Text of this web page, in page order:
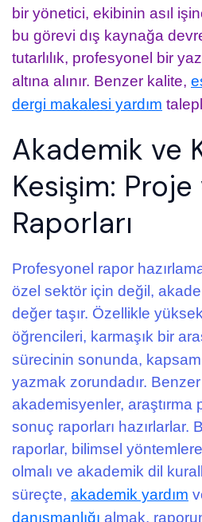
bir yönetici, ekibinin asıl
bu görevi dış kaynağa
tutarlılık, profesyonel bir
altına alınır. Benzer kalite,
dergi makalesi yardım
Akademik ve
Kesişim: Proje
Raporları
Profesyonel rapor
özel sektör için değil,
değer taşır. Özellikle
öğrencileri, karmaşık bir
sürecinin sonunda,
yazmak zorundadır.
akademisyenler, araştırma
sonuç raporları hazırlarlar.
raporlar, bilimsel yöntemlere
olmalı ve akademik dil
süreçte, akademik yardım
danışmanlığı almak,